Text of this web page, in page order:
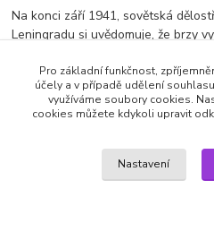
Na konci září 1941, sovětská
Leningradu si uvědomuje, že brzy
Malá skupinka odvážných vojáku
prachu skrz nepřátelskou linii do
Výrobce: Řitka video | titulky:
Pro základní funkčnost,
účely a v případě udělení
využíváme soubory cookies.
cookies můžete kdykoli upravit
Nastavení